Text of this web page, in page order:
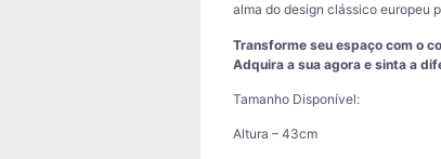
alma do design clássico europeu
Transforme seu espaço com o
Adquira a sua agora e sinta a
Tamanho Disponível:
Altura – 43cm